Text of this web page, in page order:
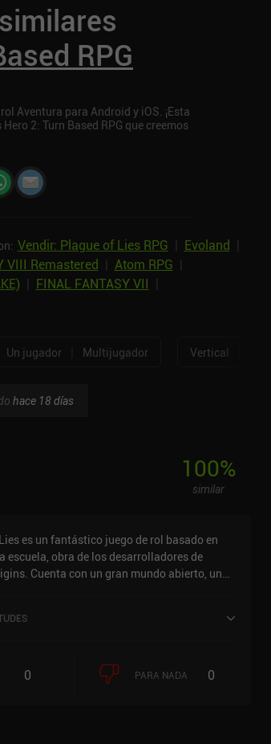
RPG
Aventura para Android y iOS. ¡Esta
2: Turn Based RPG que creemos
Vendir: Plague of Lies RPG Evoland
VIII Remastered Atom RPG
FINAL FANTASY VII
Un jugador Multijugador Vertical
hace 18 días
100%
similar
es un fantástico juego de rol basado en
escuela, obra de los desarrolladores de
Cuenta con un gran mundo abierto, una
nuestro personaje, nos metemos de lleno
contra enemigos y recogiendo recursos.Y
0 PARA NADA 0